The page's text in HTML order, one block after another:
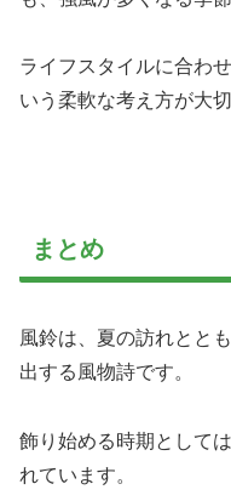
ライフスタイルに合わ
いう柔軟な考え方が大切
まとめ
風鈴は、夏の訪れとと
出する風物詩です。
飾り始める時期として
れています。